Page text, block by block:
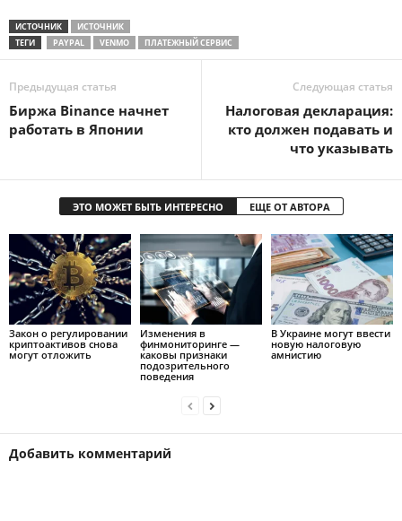
ИСТОЧНИК
ИСТОЧНИК
ТЕГИ
PAYPAL VENMO ПЛАТЕЖНЫЙ СЕРВИС
Предыдущая статья
Биржа Binance начнет
работать в Японии
Следующая статья
Налоговая декларация:
кто должен подавать и
что указывать
ЭТО МОЖЕТ БЫТЬ ИНТЕРЕСНО ЕЩЕ ОТ АВТОРА
Закон о регулировании
криптоактивов снова
могут отложить
Изменения в
финмониторинге —
каковы признаки
подозрительного
поведения
В Украине могут ввести
новую налоговую
амнистию
Добавить комментарий